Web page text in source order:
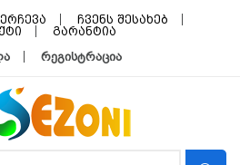
ჩვენს შესახებ
გარანტია
რეგისტრაცია